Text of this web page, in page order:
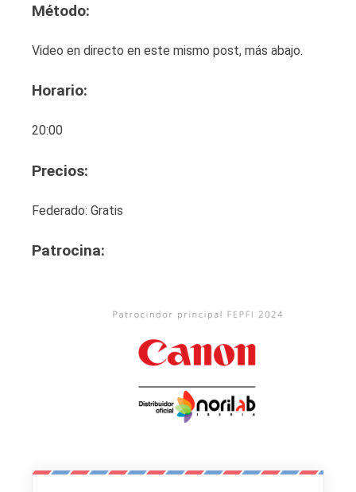
Método:
Video en directo en este mismo post, más abajo.
Horario:
20:00
Precios:
Federado: Gratis
Patrocina: